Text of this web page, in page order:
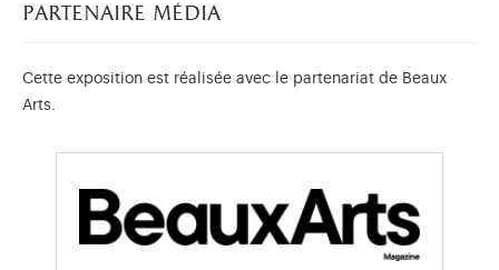
partenaire média
Cette exposition est réalisée avec le partenariat de Beaux
Arts.